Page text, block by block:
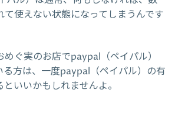
使えない状態になってしまうんです
ぐ実のお店でpaypal（ペイパル）
る方は、一度paypal（ペイパル）の有
いいかもしれませんよ。